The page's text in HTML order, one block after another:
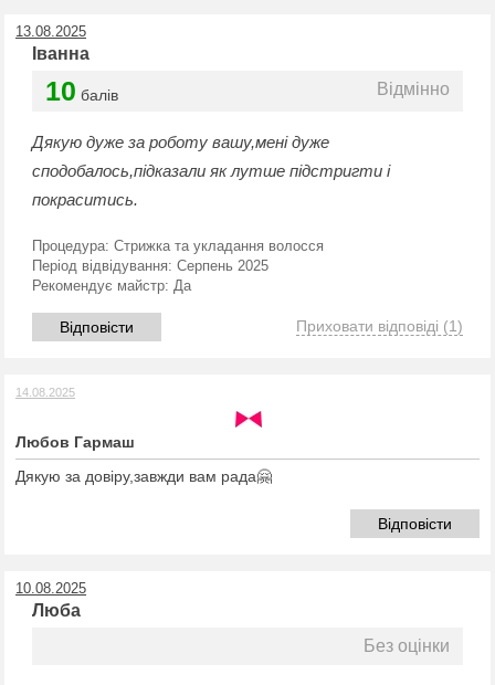
13.08.2025
Іванна
10 балів Відмінно
Дякую дуже за роботу вашу,мені дуже
сподобалось,підказали як лутше підстригти і
покраситись.
Процедура: Стрижка та укладання волосся
Період відвідування: Серпень 2025
Рекомендує майстр: Да
Відповісти Приховати відповіді (1)
14.08.2025
Любов Гармаш
Дякую за довіру,завжди вам рада🤗
Відповісти
10.08.2025
Люба
Без оцінки